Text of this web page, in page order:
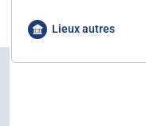
Lieux autres